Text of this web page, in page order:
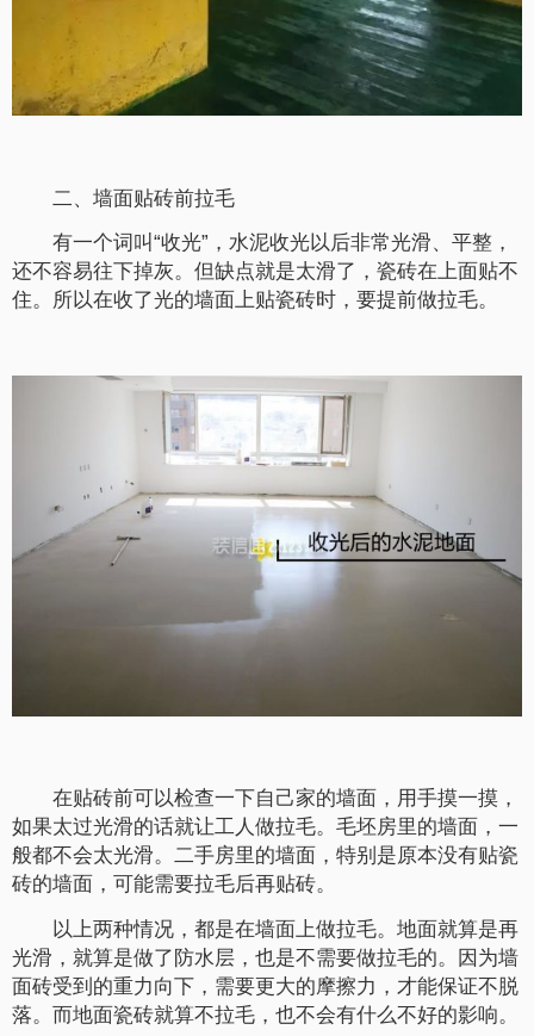
二、墙面贴砖前拉毛
有一个词叫“收光”，水泥收光以后非常光滑、平整，
还不容易往下掉灰。但缺点就是太滑了，瓷砖在上面贴不
住。所以在收了光的墙面上贴瓷砖时，要提前做拉毛。
在贴砖前可以检查一下自己家的墙面，用手摸一摸，
如果太过光滑的话就让工人做拉毛。毛坯房里的墙面，一
般都不会太光滑。二手房里的墙面，特别是原本没有贴瓷
砖的墙面，可能需要拉毛后再贴砖。
以上两种情况，都是在墙面上做拉毛。地面就算是再
光滑，就算是做了防水层，也是不需要做拉毛的。因为墙
面砖受到的重力向下，需要更大的摩擦力，才能保证不脱
落。而地面瓷砖就算不拉毛，也不会有什么不好的影响。